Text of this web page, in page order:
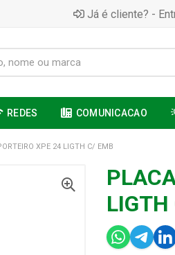
Já é cliente? -
REDES COMUNICACAO
XPE 24 LIGTH C/ EMB